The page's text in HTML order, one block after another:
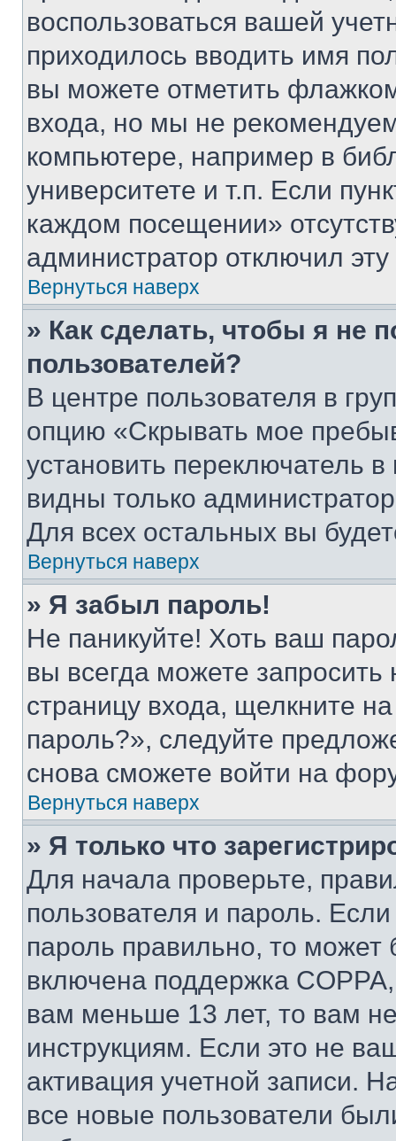
воспользоваться вашей
приходилось вводить имя
вы можете отметить
входа, но мы не
компьютере, например в
университете и т.п. Если
каждом посещении»
администратор отключил
Вернуться наверх
» Как сделать, чтобы я не
пользователей?
В центре пользователя в
опцию «Скрывать мое
установить переключатель
видны только
Для всех остальных вы
Вернуться наверх
» Я забыл пароль!
Не паникуйте! Хоть ваш
вы всегда можете
страницу входа, щелкните
пароль?», следуйте
снова сможете войти на
Вернуться наверх
» Я только что
Для начала проверьте,
пользователя и пароль.
пароль правильно, то может
включена поддержка
вам меньше 13 лет, то вам
инструкциям. Если это не
активация учетной записи.
все новые пользователи